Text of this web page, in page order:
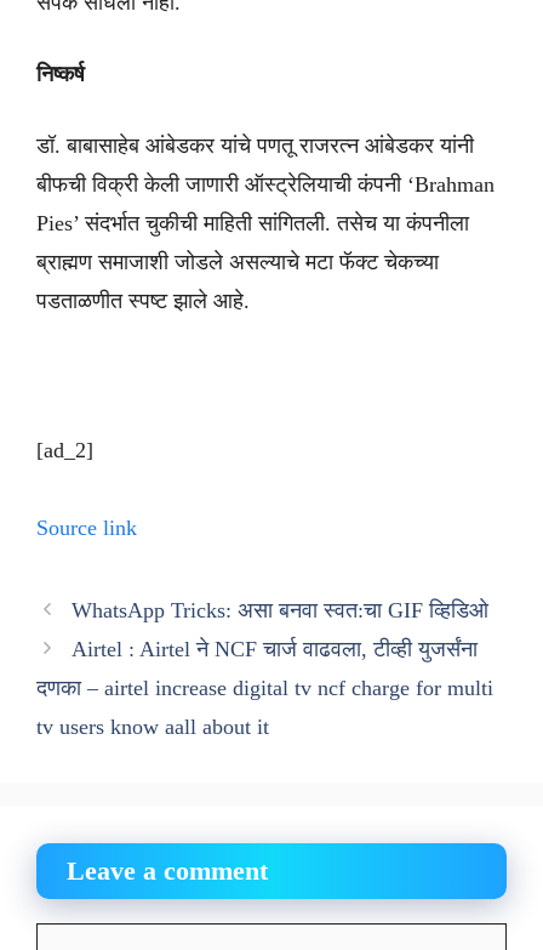
निष्कर्ष
डॉ. बाबासाहेब आंबेडकर यांचे पणतू राजरत्न आंबेडकर यांनी
बीफची विक्री केली जाणारी ऑस्ट्रेलियाची कंपनी ‘Brahman
Pies’ संदर्भात चुकीची माहिती सांगितली. तसेच या कंपनीला
ब्राह्मण समाजाशी जोडले असल्याचे मटा फॅक्ट चेकच्या
पडताळणीत स्पष्ट झाले आहे.
[ad_2]
Source link
WhatsApp Tricks: असा बनवा स्वत:चा GIF व्हिडिओ
Airtel : Airtel ने NCF चार्ज वाढवला, टीव्ही युजर्संना
दणका – airtel increase digital tv ncf charge for multi
tv users know aall about it
Leave a comment